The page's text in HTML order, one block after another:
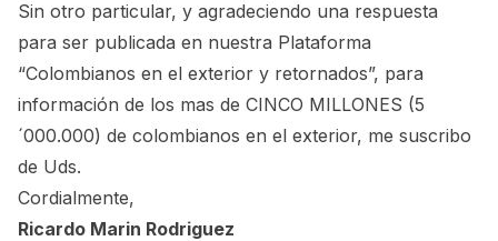
Sin otro particular, y agradeciendo una respuesta
para ser publicada en nuestra Plataforma
“Colombianos en el exterior y retornados”, para
información de los mas de CINCO MILLONES (5
´000.000) de colombianos en el exterior, me suscribo
de Uds.
Cordialmente,
Ricardo Marin Rodriguez